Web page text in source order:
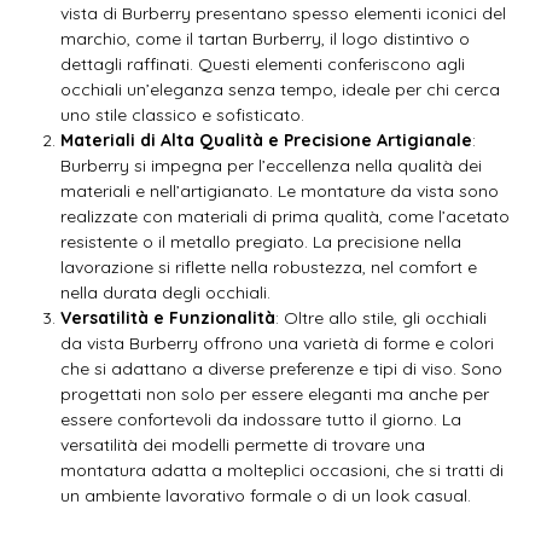
vista di Burberry presentano spesso elementi iconici del
marchio, come il tartan Burberry, il logo distintivo o
dettagli raffinati. Questi elementi conferiscono agli
occhiali un’eleganza senza tempo, ideale per chi cerca
uno stile classico e sofisticato.
Materiali di Alta Qualità e Precisione Artigianale:
Burberry si impegna per l’eccellenza nella qualità dei
materiali e nell’artigianato. Le montature da vista sono
realizzate con materiali di prima qualità, come l’acetato
resistente o il metallo pregiato. La precisione nella
lavorazione si riflette nella robustezza, nel comfort e
nella durata degli occhiali.
Versatilità e Funzionalità: Oltre allo stile, gli occhiali
da vista Burberry offrono una varietà di forme e colori
che si adattano a diverse preferenze e tipi di viso. Sono
progettati non solo per essere eleganti ma anche per
essere confortevoli da indossare tutto il giorno. La
versatilità dei modelli permette di trovare una
montatura adatta a molteplici occasioni, che si tratti di
un ambiente lavorativo formale o di un look casual.